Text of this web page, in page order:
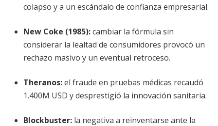
colapso y a un escándalo de confianza empresarial.
New Coke (1985):cambiar la fórmula sin
considerar la lealtad de consumidores provocó un
rechazo masivo y un eventual retroceso.
Theranos:el fraude en pruebas médicas recaudó
1.400M USD y desprestigió la innovación sanitaria.
Blockbuster: la negativa a reinventarse ante la